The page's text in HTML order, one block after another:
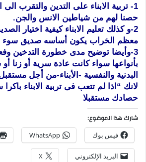
1- تربية الابناء على التدين والتقرب
حصنا لهم من شياطين الانس والجن.
2-و كذلك تعليم الابناء كيفية اختيار
معظم الخراب يكون أساسه صديق سوء
3-وأيضا توضيح مدى خطورة التدخين
بأنواعها سواء كانت عادة سرية أو زنا
البدنية والنفسية -الأبناء-من أجل
لانك “اذا لم تتعب فى تربية الابناء
حصادك مستقبلا
شارك هذا الموضوع:
فيس بوك WhatsApp
البريد الإلكتروني X